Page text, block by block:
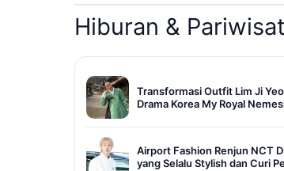
Hiburan &
Transformasi Outfit Lim Ji
Drama Korea My Royal
Airport Fashion Renjun NCT
yang Selalu Stylish dan Curi